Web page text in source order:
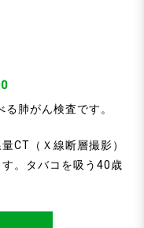
肺がん検査です。
CT（Ｘ線断層撮影）
。タバコを吸う40歳